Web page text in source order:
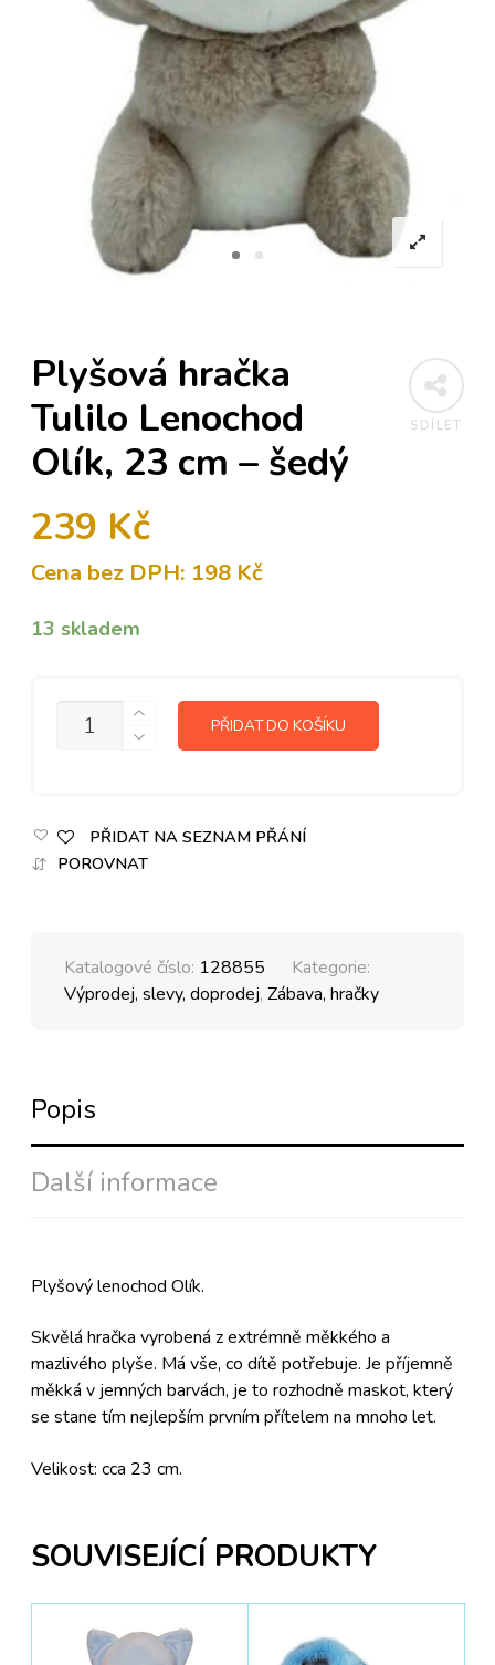
SDÍLET
Plyšová hračka
Tulilo Lenochod
Olík, 23 cm – šedý
239 Kč
Cena bez DPH: 198 Kč
13 skladem
MNOŽSTVÍ PŘIDAT DO KOŠÍKU
PŘIDAT NA SEZNAM PŘÁNÍ
POROVNAT
Katalogové číslo: 128855
Kategorie:
Výprodej, slevy, doprodej,Zábava, hračky
Popis
Další informace
Plyšový lenochod Olík.
Skvělá hračka vyrobená z extrémně měkkého a
mazlivého plyše. Má vše, co dítě potřebuje. Je příjemně
měkká v jemných barvách, je to rozhodně maskot, který
se stane tím nejlepším prvním přítelem na mnoho let.
Velikost: cca 23 cm.
SOUVISEJÍCÍ PRODUKTY